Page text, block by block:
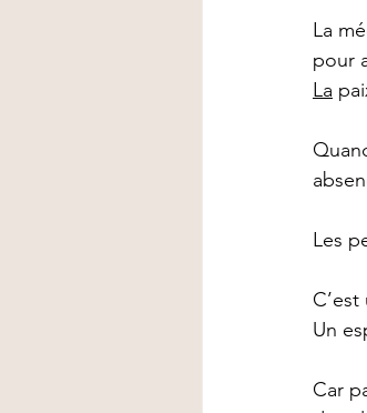
La
pour
La
Les
Un
Car